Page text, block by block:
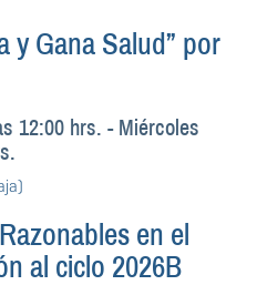
y Gana Salud” por
12:00 hrs. - Miércoles
en el
al ciclo 2026B